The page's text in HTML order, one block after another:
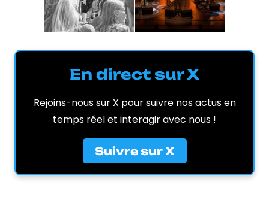
En direct sur X
Rejoins-nous sur X pour suivre nos actus en
temps réel et interagir avec nous !
Suivre sur X